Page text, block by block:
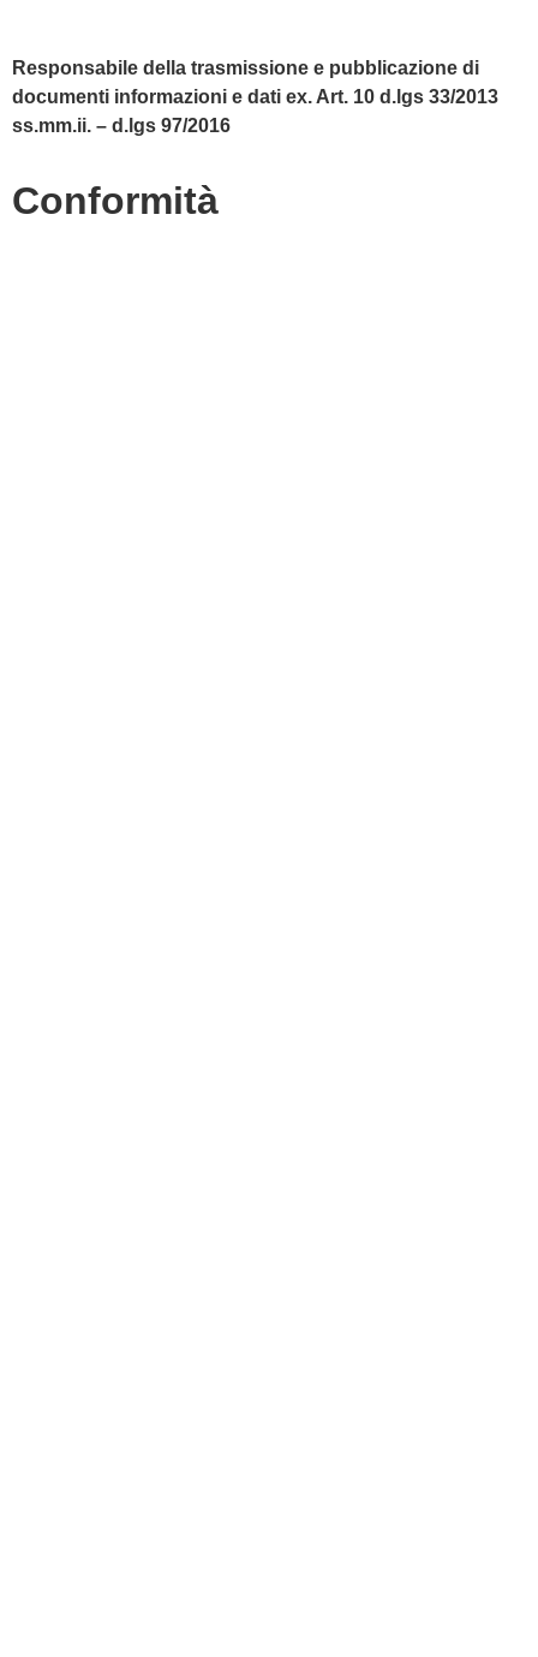
Responsabile della trasmissione e pubblicazione di
documenti informazioni e dati ex. Art. 10 d.lgs 33/2013
ss.mm.ii. – d.lgs 97/2016
Conformità